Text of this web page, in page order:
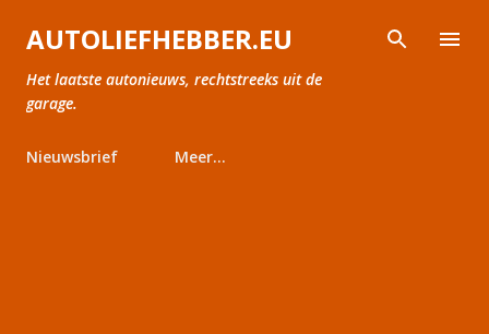
Doorgaan naar hoofdcontent
AUTOLIEFHEBBER.EU
Het laatste autonieuws, rechtstreeks uit de
garage.
Nieuwsbrief Meer…